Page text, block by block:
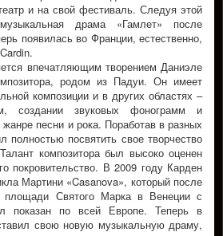
и на свой фестиваль. Следуя этой
драма «Гамлет» после
появилась во Франции, естественно,
впечатляющим творением Даниэле
родом из Падуи. Он имеет
композиции и в других областях –
создании звуковых фонограмм и
песни и рока. Поработав в разных
посвятить свое творчество
композитора был высоко оценен
покровительство. В 2009 году Карден
Мартини «Casanova», который после
площади Святого Марка в Венеции с
показан по всей Европе. Теперь в
свою новую музыкальную драму,